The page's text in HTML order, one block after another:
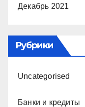
Декабрь 2021
Рубрики
Uncategorised
Банки и кредиты